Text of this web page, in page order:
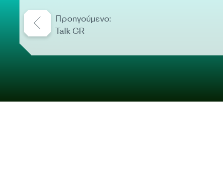
Προηγούμενο:
Talk GR